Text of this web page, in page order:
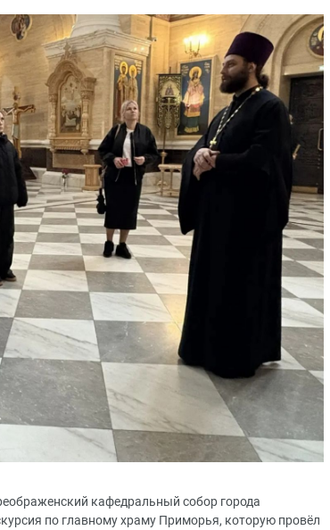
кафедральный собор города
по главному храму Приморья, которую провёл